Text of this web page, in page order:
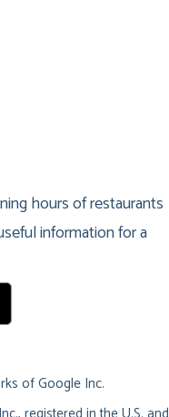
hours of restaurants
information for a
of Google Inc.